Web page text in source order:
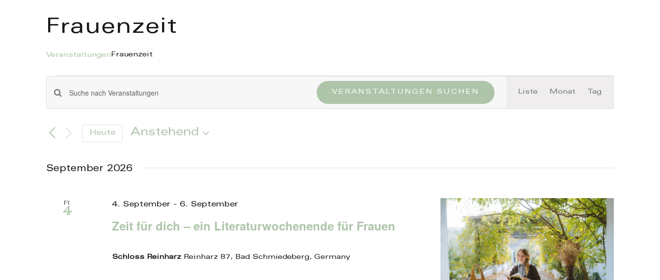
Frauenzeit
VeranstaltungenFrauenzeit
Veranstaltungen
Veranstaltungen
Such-
und
Ansichtennavigation
Geben
Sie
Schlüsselwort.
Veranstaltungen
VERANSTALTUNGEN SUCHEN
Veranstaltung
Ansichten-
Liste Monat Tag
Heute
Anstehend
September 2026
Fr.
4
Zeit für dich – ein Literaturwochenende für Frauen
4. September- 6. September
Schloss Reinharz Reinharz 87, Bad Schmiedeberg, Germany